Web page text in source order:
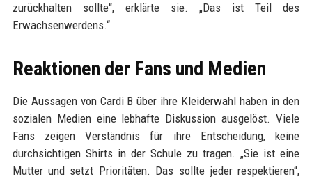
zurückhalten sollte“, erklärte sie. „Das ist Teil des
Erwachsenwerdens.“
Reaktionen der Fans und Medien
Die Aussagen von Cardi B über ihre Kleiderwahl haben in den
sozialen Medien eine lebhafte Diskussion ausgelöst. Viele
Fans zeigen Verständnis für ihre Entscheidung, keine
durchsichtigen Shirts in der Schule zu tragen. „Sie ist eine
Mutter und setzt Prioritäten. Das sollte jeder respektieren“,